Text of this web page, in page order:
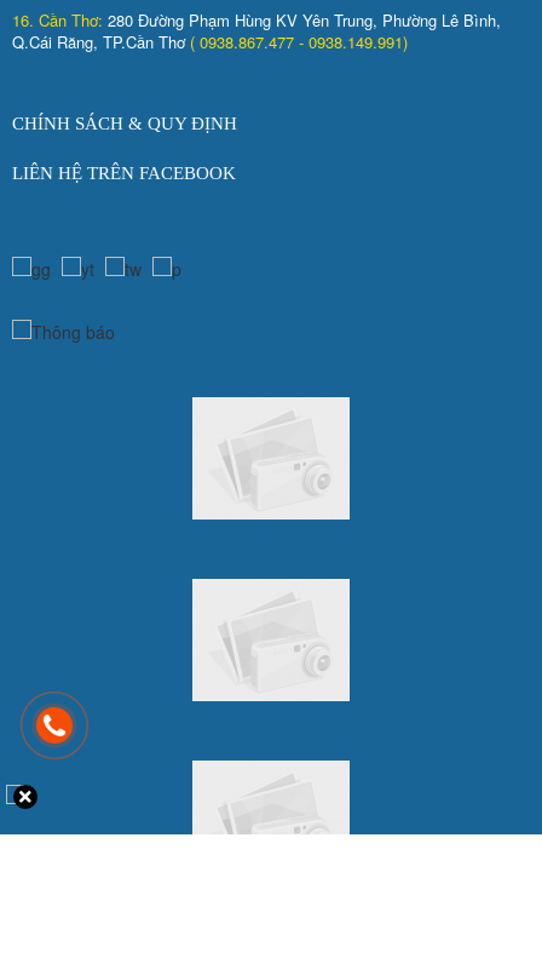
16. Cần Thơ: 280 Đường Phạm Hùng KV Yên Trung, Phường Lê Bình,
Q.Cái Răng, TP.Cần Thơ ( 0938.867.477 - 0938.149.991)
CHÍNH SÁCH & QUY ĐỊNH
LIÊN HỆ TRÊN FACEBOOK